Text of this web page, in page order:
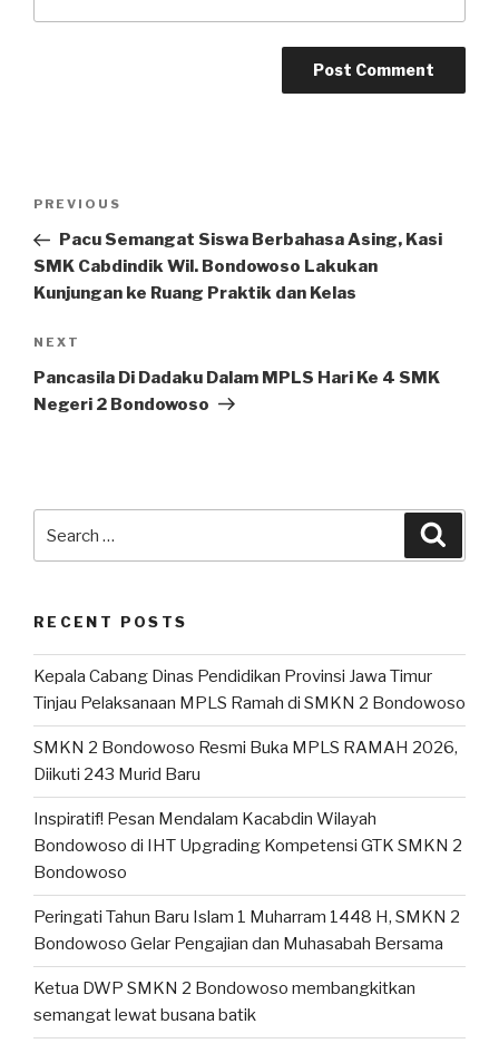
PREVIOUS
Pacu Semangat Siswa Berbahasa Asing, Kasi
SMK Cabdindik Wil. Bondowoso Lakukan
Kunjungan ke Ruang Praktik dan Kelas
NEXT
Pancasila Di Dadaku Dalam MPLS Hari Ke 4 SMK
Negeri 2 Bondowoso
RECENT POSTS
Kepala Cabang Dinas Pendidikan Provinsi Jawa Timur
Tinjau Pelaksanaan MPLS Ramah di SMKN 2 Bondowoso
SMKN 2 Bondowoso Resmi Buka MPLS RAMAH 2026,
Diikuti 243 Murid Baru
Inspiratif! Pesan Mendalam Kacabdin Wilayah
Bondowoso di IHT Upgrading Kompetensi GTK SMKN 2
Bondowoso
Peringati Tahun Baru Islam 1 Muharram 1448 H, SMKN 2
Bondowoso Gelar Pengajian dan Muhasabah Bersama
Ketua DWP SMKN 2 Bondowoso membangkitkan
semangat lewat busana batik